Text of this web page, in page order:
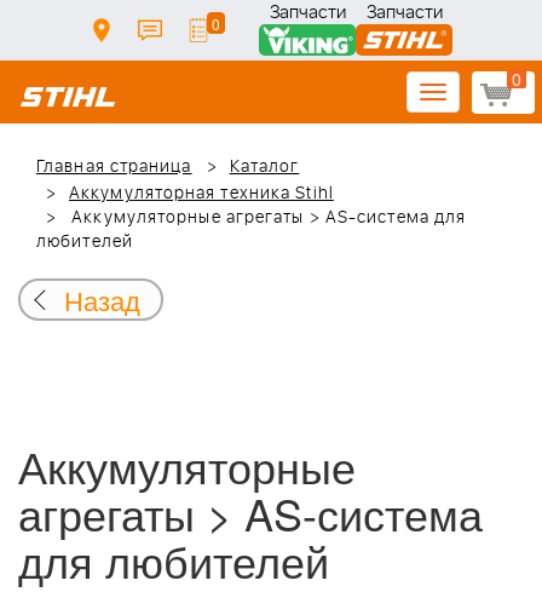
0 Запчасти Запчасти
0
Toggle
navigation
Главная страница
Каталог
Аккумуляторная техника Stihl
Аккумуляторные агрегаты > AS-система для
любителей
Назад
Аккумуляторные
агрегаты > AS-система
для любителей